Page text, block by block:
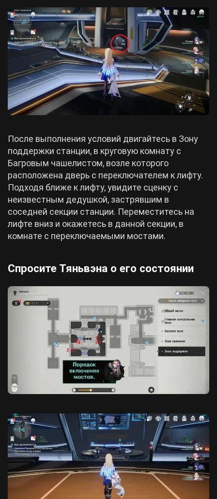
После выполнения условий двигайтесь в Зону
поддержки станции, в круговую комнату с
Багровым чашелистом, возле которого
расположена дверь с переключателем к лифту.
Подходя ближе к лифту, увидите сценку с
неизвестным дедушкой, застрявшим в
соседней секции станции. Переместитесь на
лифте вниз и окажетесь в данной секции, в
комнате с переключаемыми мостами.
Спросите Тяньвэна о его состоянии